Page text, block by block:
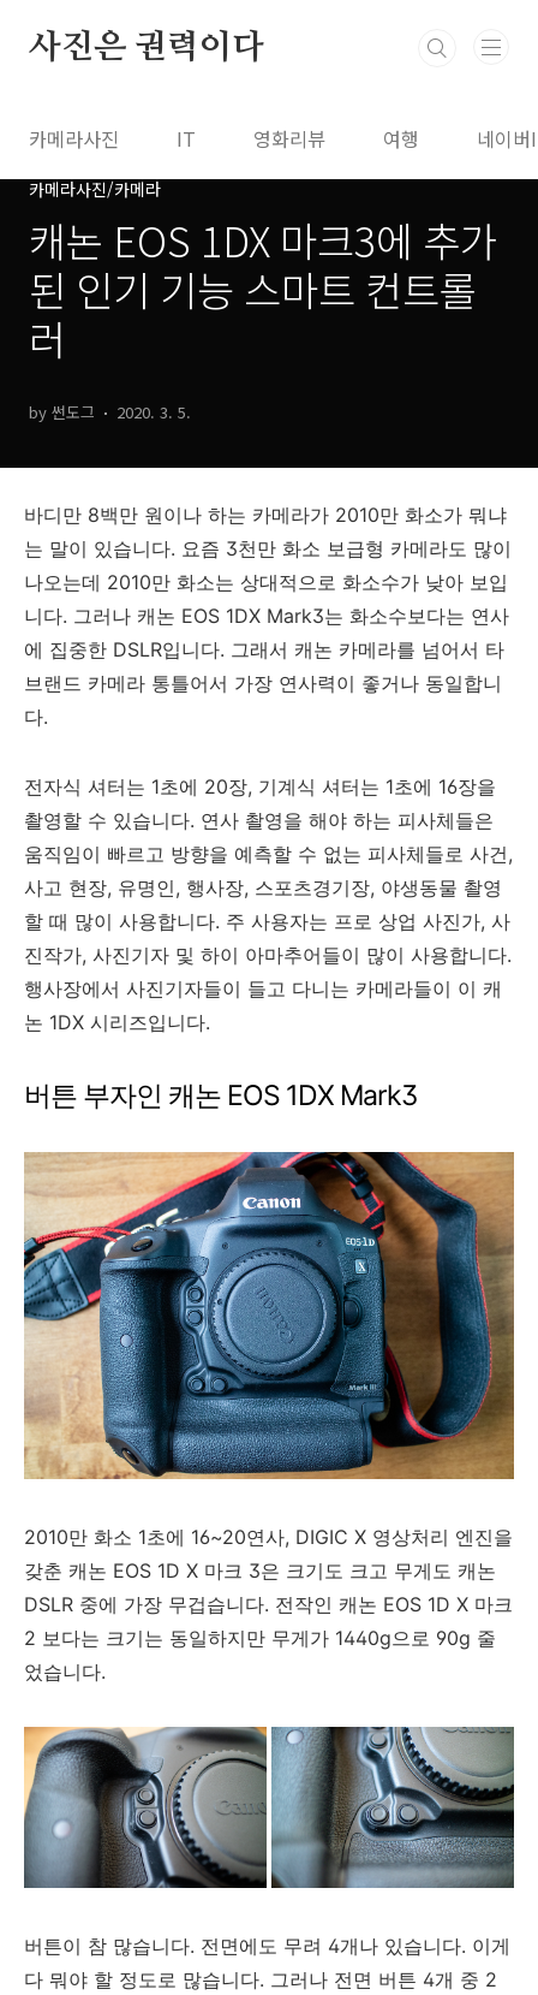
사진은 권력이다
카메라사진 IT 영화리뷰 여행 네이
카메라사진/카메라
캐논 EOS 1DX 마크3에 추가
된 인기 기능 스마트 컨트롤
러
by 썬도그 2020. 3. 5.
바디만 8백만 원이나 하는 카메라가 2010만 화소가 뭐냐
는 말이 있습니다. 요즘 3천만 화소 보급형 카메라도 많이
나오는데 2010만 화소는 상대적으로 화소수가 낮아 보입
니다. 그러나 캐논 EOS 1DX Mark3는 화소수보다는 연사
에 집중한 DSLR입니다. 그래서 캐논 카메라를 넘어서 타
브랜드 카메라 통틀어서 가장 연사력이 좋거나 동일합니
다.
전자식 셔터는 1초에 20장, 기계식 셔터는 1초에 16장을
촬영할 수 있습니다. 연사 촬영을 해야 하는 피사체들은
움직임이 빠르고 방향을 예측할 수 없는 피사체들로 사건,
사고 현장, 유명인, 행사장, 스포츠경기장, 야생동물 촬영
할 때 많이 사용합니다. 주 사용자는 프로 상업 사진가, 사
진작가, 사진기자 및 하이 아마추어들이 많이 사용합니다.
행사장에서 사진기자들이 들고 다니는 카메라들이 이 캐
논 1DX 시리즈입니다.
버튼 부자인 캐논 EOS 1DX Mark3
2010만 화소 1초에 16~20연사, DIGIC X 영상처리 엔진을
갖춘 캐논 EOS 1D X 마크 3은 크기도 크고 무게도 캐논
DSLR 중에 가장 무겁습니다. 전작인 캐논 EOS 1D X 마크
2 보다는 크기는 동일하지만 무게가 1440g으로 90g 줄
었습니다.
버튼이 참 많습니다. 전면에도 무려 4개나 있습니다. 이게
다 뭐야 할 정도로 많습니다. 그러나 전면 버튼 4개 중 2